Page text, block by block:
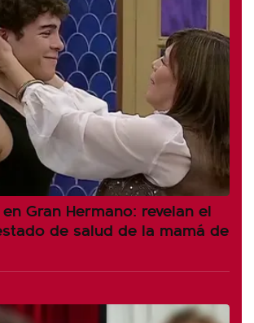
Gran Hermano: revelan el
de salud de la mamá de